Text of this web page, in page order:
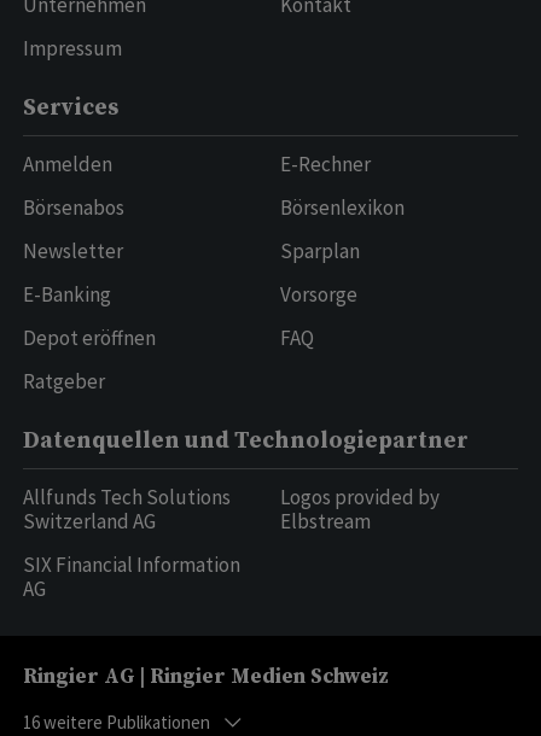
Impressum
Services
Anmelden
Börsenabos
Newsletter
E-Banking
Depot eröffnen
Ratgeber
E-Rechner
Börsenlexikon
Sparplan
Vorsorge
FAQ
Datenquellen und Technologiepartner
Allfunds Tech Solutions
Switzerland AG
SIX Financial Information
AG
Logos provided by
Elbstream
Ringier AG | Ringier Medien Schweiz
16weitere Publikationen